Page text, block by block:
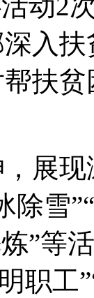
入
扶
现
除雪
”等
职